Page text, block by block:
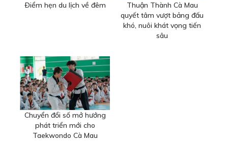
Ðiểm hẹn du lịch về đêm
Thuận Thành Cà Mau
quyết tâm vượt bảng đấu
khó, nuôi khát vọng tiến
sâu
Chuyển đổi số mở hướng
phát triển mới cho
Taekwondo Cà Mau